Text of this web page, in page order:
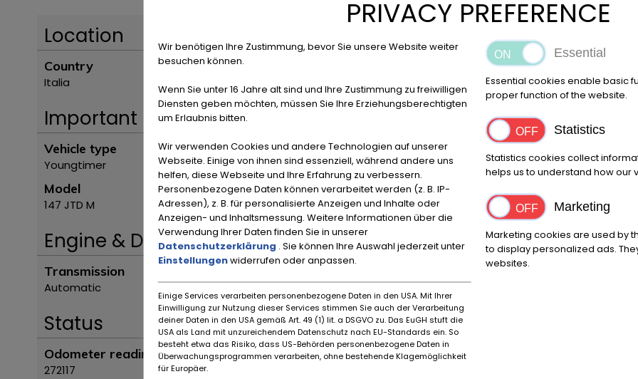
Location
Country
Italia Reggio Emilia
Important
Vehicle type
Youngtimer
Make
Alfa Romeo 2007
Model
147 JTD M
Engine & Drive
Transmission
Automatic
Status
Odometer reading
272117
Condition description
PRIVACY PREFERENCE
Wir benötigen Ihre Zustimmung, bevor Sie unsere Website weiter
besuchen können.
Wenn Sie unter 16 Jahre alt sind und Ihre Zustimmung zu freiwilligen
Diensten geben möchten, müssen Sie Ihre Erziehungsberechtigten
um Erlaubnis bitten.
Wir verwenden Cookies und andere Technologien auf unserer
Webseite. Einige von ihnen sind essenziell, während andere uns
helfen, diese Webseite und Ihre Erfahrung zu verbessern.
Personenbezogene Daten können verarbeitet werden (z. B. IP-
Adressen), z. B. für personalisierte Anzeigen und Inhalte oder
Anzeigen- und Inhaltsmessung. Weitere Informationen über die
Verwendung Ihrer Daten finden Sie in unserer
Datenschutzerklärung . Sie können Ihre Auswahl jederzeit unter
Einstellungenwiderrufen oder anpassen.
Einige Services verarbeiten personenbezogene Daten in den USA. Mit Ihrer
Einwilligung zur Nutzung dieser Services stimmen Sie auch der Verarbeitung
deiner Daten in den USA gemäß Art. 49 (1) lit. a DSGVO zu. Das EuGH stuft die
USA als Land mit unzureichendem Datenschutz nach EU-Standards ein. So
besteht etwa das Risiko, dass US-Behörden personenbezogene Daten in
Überwachungsprogrammen verarbeiten, ohne bestehende Klagemöglichkeit
für Europäer.
Essential
Essential cookies enable basic
proper function of the website.
Statistics
Statistics cookies collect
helps us to understand how our
Marketing
Marketing cookies are used by
to display personalized ads.
websites.